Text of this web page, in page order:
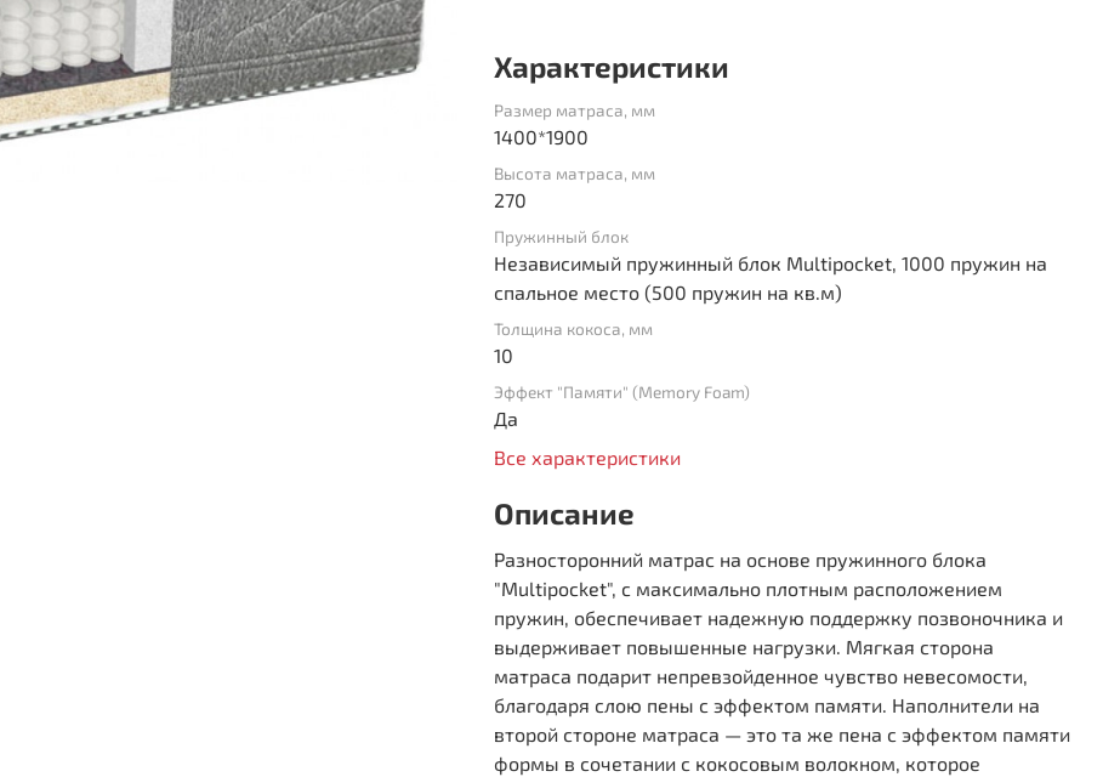
Характеристики
Размер матраса, мм
1400*1900
Высота матраса, мм
270
Пружинный блок
Независимый пружинный блок Multipocket, 1000 пружин на
спальное место (500 пружин на кв.м)
Толщина кокоса, мм
10
Эффект "Памяти" (Memory Foam)
Да
Все характеристики
Описание
Разносторонний матрас на основе пружинного блока
"Multipocket", с максимально плотным расположением
пружин, обеспечивает надежную поддержку позвоночника и
выдерживает повышенные нагрузки. Мягкая сторона
матраса подарит непревзойденное чувство невесомости,
благодаря слою пены с эффектом памяти. Наполнители на
второй стороне матраса — это та же пена с эффектом памяти
формы в сочетании с кокосовым волокном, которое